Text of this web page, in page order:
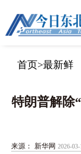
首页>最新鲜
特朗普解除
来源： 新华网2026-